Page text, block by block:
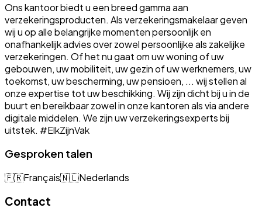
Ons kantoor biedt u een breed gamma aan
verzekeringsproducten. Als verzekeringsmakelaar geven
wij u op alle belangrijke momenten persoonlijk en
onafhankelijk advies over zowel persoonlijke als zakelijke
verzekeringen. Of het nu gaat om uw woning of uw
gebouwen, uw mobiliteit, uw gezin of uw werknemers, uw
toekomst, uw bescherming, uw pensioen, ... wij stellen al
onze expertise tot uw beschikking. Wij zijn dicht bij u in de
buurt en bereikbaar zowel in onze kantoren als via andere
digitale middelen. We zijn uw verzekeringsexperts bij
uitstek. #ElkZijnVak
Gesproken talen
🇫🇷Français🇳🇱Nederlands
Contact